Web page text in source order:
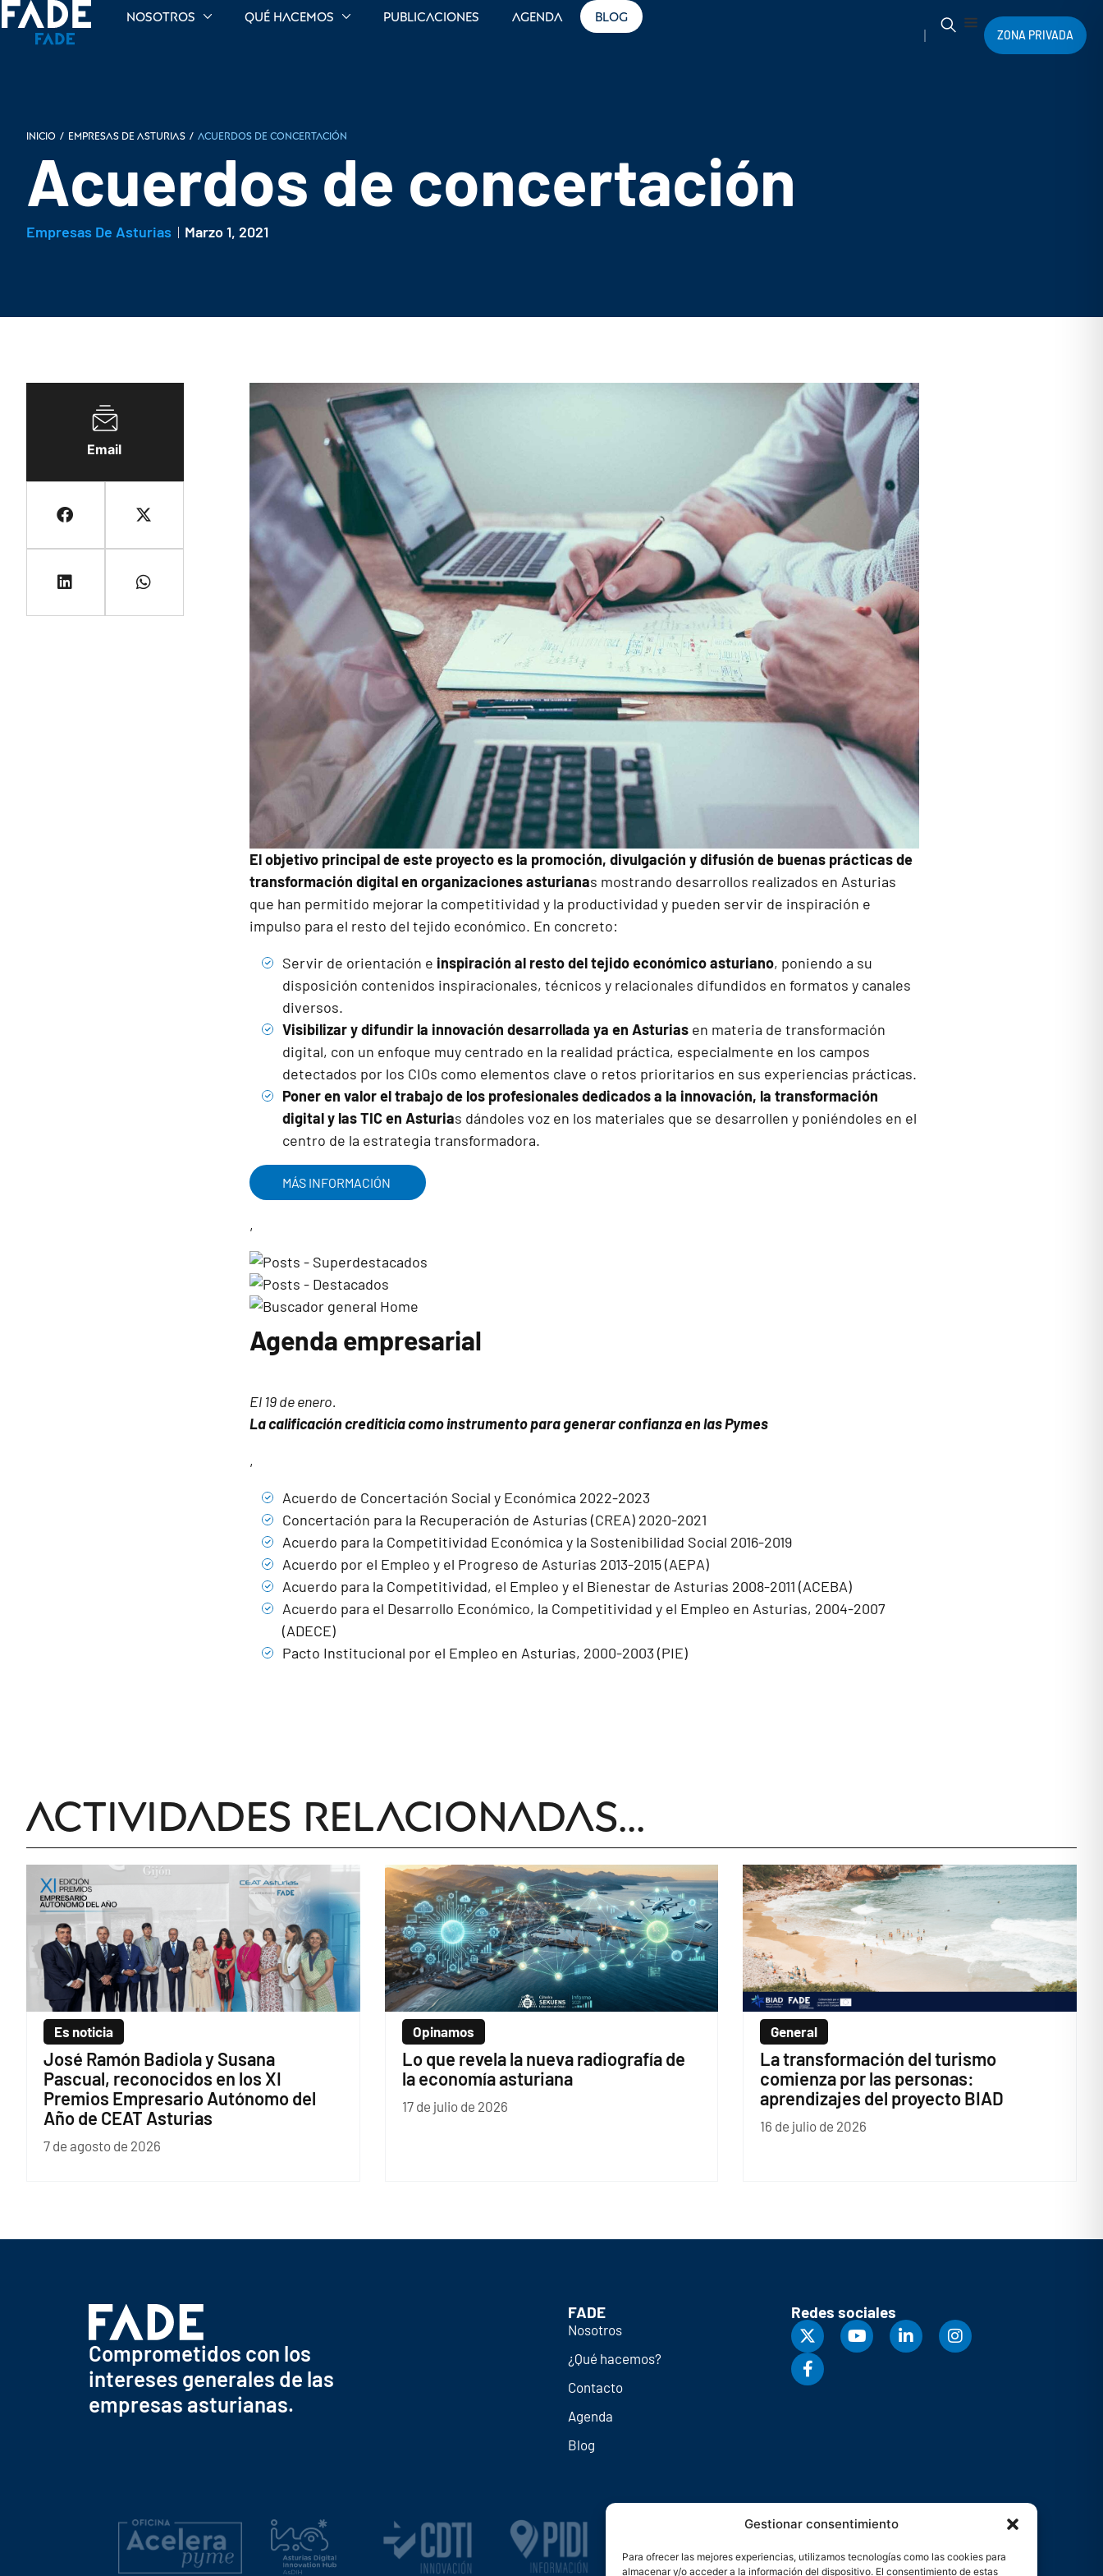
Gestionar consentimiento
Para ofrecer las mejores experiencias, utilizamos tecnologías como las cookies para
almacenar y/o acceder a la información del dispositivo. El consentimiento de estas
Nosotros Qué hacemos Publicaciones Agenda Blog
ZONA PRIVADA
INICIO / Empresas de Asturias / Acuerdos de concertación
Acuerdos de concertación
Empresas De Asturias Marzo 1, 2021
Email
El objetivo principal de este proyecto es la promoción, divulgación y difusión de buenas prácticas de
transformación digital en organizaciones asturianas mostrando desarrollos realizados en Asturias
que han permitido mejorar la competitividad y la productividad y pueden servir de inspiración e
impulso para el resto del tejido económico. En concreto:
Servir de orientación e inspiración al resto del tejido económico asturiano, poniendo a su
disposición contenidos inspiracionales, técnicos y relacionales difundidos en formatos y canales
diversos.
Visibilizar y difundir la innovación desarrollada ya en Asturias en materia de transformación
digital, con un enfoque muy centrado en la realidad práctica, especialmente en los campos
detectados por los CIOs como elementos clave o retos prioritarios en sus experiencias prácticas.
Poner en valor el trabajo de los profesionales dedicados a la innovación, la transformación
digital y las TIC en Asturias dándoles voz en los materiales que se desarrollen y poniéndoles en el
centro de la estrategia transformadora.
MÁS INFORMACIÓN
,
Agenda empresarial
El 19 de enero.
La calificación crediticia como instrumento para generar confianza en las Pymes
,
Acuerdo de Concertación Social y Económica 2022-2023
Concertación para la Recuperación de Asturias (CREA) 2020-2021
Acuerdo para la Competitividad Económica y la Sostenibilidad Social 2016-2019
Acuerdo por el Empleo y el Progreso de Asturias 2013-2015 (AEPA)
Acuerdo para la Competitividad, el Empleo y el Bienestar de Asturias 2008-2011 (ACEBA)
Acuerdo para el Desarrollo Económico, la Competitividad y el Empleo en Asturias, 2004-2007
(ADECE)
Pacto Institucional por el Empleo en Asturias, 2000-2003 (PIE)
Actividades relacionadas...
Es noticia
José Ramón Badiola y Susana
Pascual, reconocidos en los XI
Premios Empresario Autónomo del
Año de CEAT Asturias
7 de agosto de 2026
Opinamos
Lo que revela la nueva radiografía de
la economía asturiana
17 de julio de 2026
General
La transformación del turismo
comienza por las personas:
aprendizajes del proyecto BIAD
16 de julio de 2026
Comprometidos con los
intereses generales de las
empresas asturianas.
FADE
Nosotros
¿Qué hacemos?
Contacto
Agenda
Blog
Redes sociales